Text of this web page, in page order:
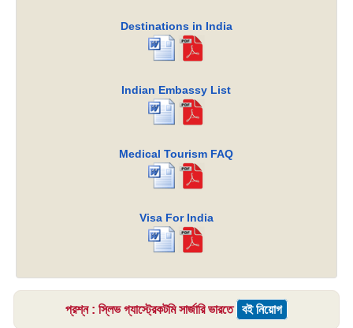
Destinations in India
Indian Embassy List
Medical Tourism FAQ
Visa For India
প্রশ্ন : স্লিভ গ্যাস্ট্রেকটমি সার্জারি ভারতে বই নিয়োগ